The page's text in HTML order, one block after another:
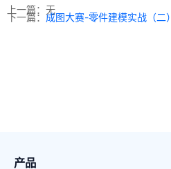
上一篇：无
下一篇： 成图大赛-零件建模实战（二）
产品